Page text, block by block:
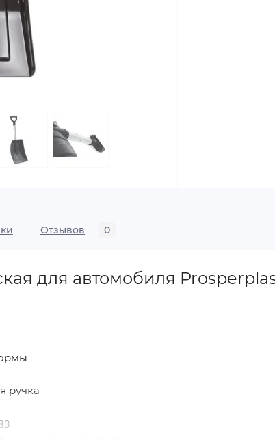
Отзывов 0
для автомобиля
ручка